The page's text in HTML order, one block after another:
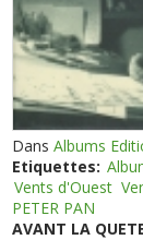
DansAlbums
Etiquettes:
Vents d'Ouest
PETER PAN
AVANT LA